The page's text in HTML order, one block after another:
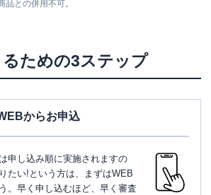
との併用不可。
ための3ステップ
からお申込
申し込み順に実施されますの
たい!という方は、まずはWEB
。早く申し込むほど、早く審査